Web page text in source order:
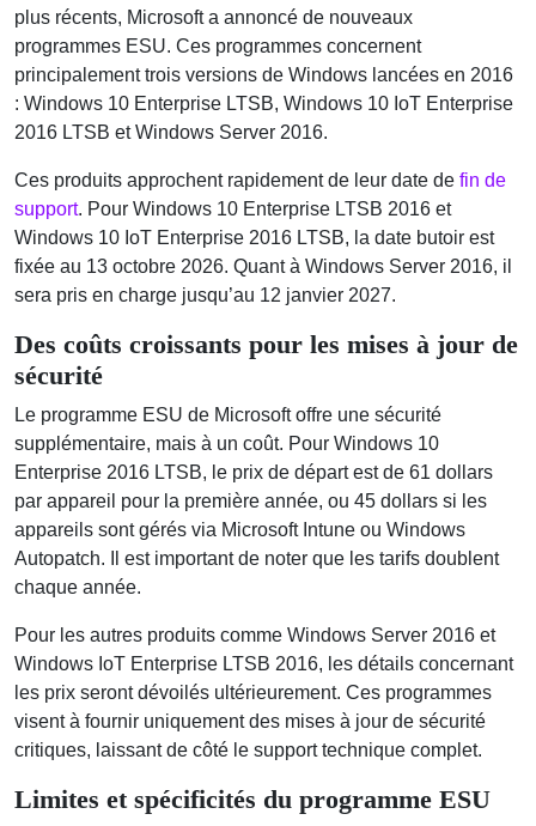
plus récents, Microsoft a annoncé de nouveaux
programmes ESU. Ces programmes concernent
principalement trois versions de Windows lancées en 2016
: Windows 10 Enterprise LTSB, Windows 10 IoT Enterprise
2016 LTSB et Windows Server 2016.
Ces produits approchent rapidement de leur date de fin de
support. Pour Windows 10 Enterprise LTSB 2016 et
Windows 10 IoT Enterprise 2016 LTSB, la date butoir est
fixée au 13 octobre 2026. Quant à Windows Server 2016, il
sera pris en charge jusqu’au 12 janvier 2027.
Des coûts croissants pour les mises à jour de
sécurité
Le programme ESU de Microsoft offre une sécurité
supplémentaire, mais à un coût. Pour Windows 10
Enterprise 2016 LTSB, le prix de départ est de 61 dollars
par appareil pour la première année, ou 45 dollars si les
appareils sont gérés via Microsoft Intune ou Windows
Autopatch. Il est important de noter que les tarifs doublent
chaque année.
Pour les autres produits comme Windows Server 2016 et
Windows IoT Enterprise LTSB 2016, les détails concernant
les prix seront dévoilés ultérieurement. Ces programmes
visent à fournir uniquement des mises à jour de sécurité
critiques, laissant de côté le support technique complet.
Limites et spécificités du programme ESU